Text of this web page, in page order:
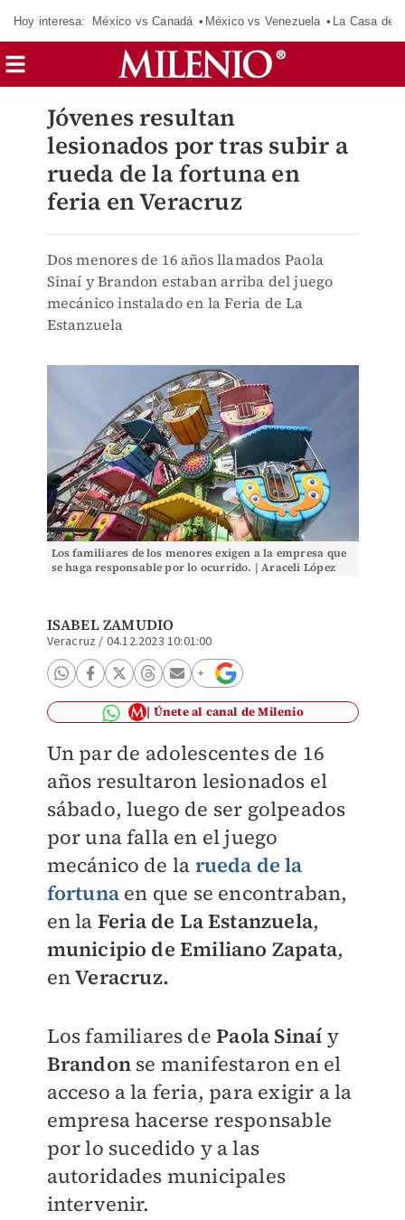
Hoy interesa: México vs Canadá México vs Venezuela La Casa de
Jóvenes resultan
lesionados por tras subir a
rueda de la fortuna en
feria en Veracruz
Dos menores de 16 años llamados Paola
Sinaí y Brandon estaban arriba del juego
mecánico instalado en la Feria de La
Estanzuela
Los familiares de los menores exigen a la empresa que
se haga responsable por lo ocurrido. | Araceli López
ISABEL ZAMUDIO
Veracruz / 04.12.2023 10:01:00
Únete al canal de Milenio
Un par de adolescentes de 16
años resultaron lesionados el
sábado, luego de ser golpeados
por una falla en el juego
mecánico de la rueda de la
fortunaen que se encontraban,
en la Feria de La Estanzuela,
municipio de Emiliano Zapata,
enVeracruz.
Los familiares dePaola Sinaí y
Brandonse manifestaron en el
acceso a la feria, para exigir a la
empresa hacerse responsable
por lo sucedido y a las
autoridades municipales
intervenir.